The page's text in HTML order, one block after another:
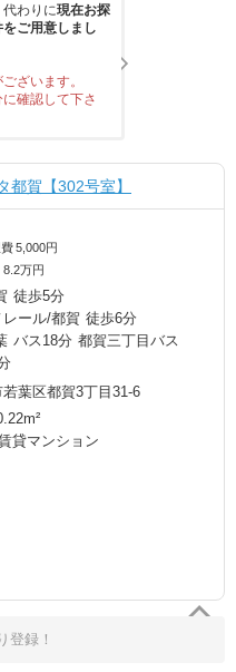
わりに現在お探
ご用意しまし
ざいます。
確認して下さ
都賀【302号室】
5,000円
8.2万円
徒歩5分
ール/都賀 徒歩6分
バス18分 都賀三丁目バス
葉区都賀3丁目31-6
貸マンション
登録！